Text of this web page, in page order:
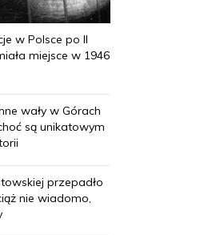
w Polsce po II
miejsce w 1946
wały w Górach
są unikatowym
przepadło
nie wiadomo,